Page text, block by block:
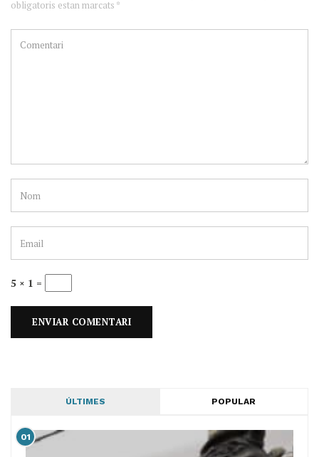
obligatoris estan marcats *
5 × 1 =
ÚLTIMES POPULAR
01